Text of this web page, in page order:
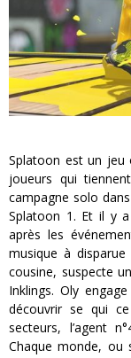
Splatoon est un jeu
joueurs qui
campagne solo
Splatoon 1. Et il y
après les
musique à
cousine, suspecte
Inklings. Oly
découvrir se qui
secteurs, l’agent
Chaque monde, ou